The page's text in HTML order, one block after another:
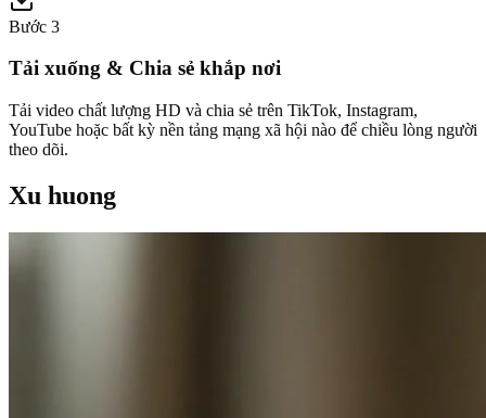
Bước 3
Tải xuống & Chia sẻ khắp nơi
Tải video chất lượng HD và chia sẻ trên TikTok, Instagram,
YouTube hoặc bất kỳ nền tảng mạng xã hội nào để chiều lòng người
theo dõi.
Xu huong